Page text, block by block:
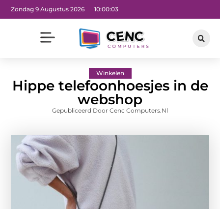
Zondag 9 Augustus 2026 10:00:05
Winkelen
Hippe telefoonhoesjes in de
webshop
Gepubliceerd Door Cenc Computers.nl